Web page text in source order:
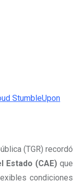
StumbleUpon
(TGR) recordó
Estado (CAE)que
condiciones